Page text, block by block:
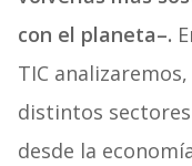
con el planeta–.
TIC
distintos
desde la